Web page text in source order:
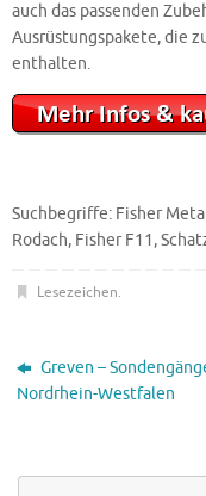
auch das passenden
Ausrüstungspakete, die
enthalten.
Suchbegriffe: Fisher
Rodach, Fisher F11,
Lesezeichen.
Greven –
Nordrhein-Westfalen